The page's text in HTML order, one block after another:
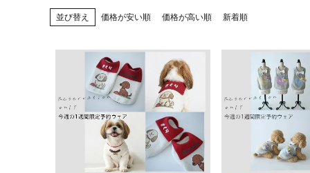
並び替え 価格が安い順 価格が高い順 新着順